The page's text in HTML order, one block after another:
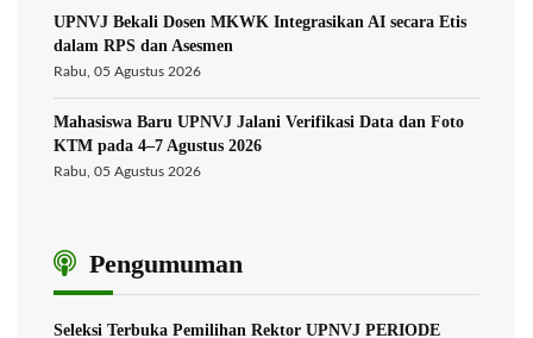
UPNVJ Bekali Dosen MKWK Integrasikan AI secara Etis
dalam RPS dan Asesmen
Rabu, 05 Agustus 2026
Mahasiswa Baru UPNVJ Jalani Verifikasi Data dan Foto
KTM pada 4–7 Agustus 2026
Rabu, 05 Agustus 2026
Pengumuman
Seleksi Terbuka Pemilihan Rektor UPNVJ PERIODE